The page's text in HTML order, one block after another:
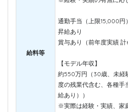
給料等
通勤手当（上限15,000円）
昇給あり
賞与あり（前年度実績 計
【モデル年収】
約550万円（30歳、未経
度の残業代含む、各種手
給あり））
※実際は経験・実績、家